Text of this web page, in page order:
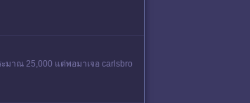
มาณ 25,000 แต่พอมาเจอ carlsbro